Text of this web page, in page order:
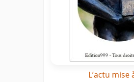
L’actu mise